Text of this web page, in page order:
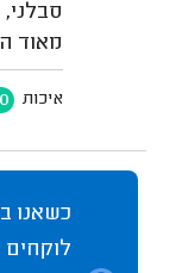
מאוד
איכות
כשאנו